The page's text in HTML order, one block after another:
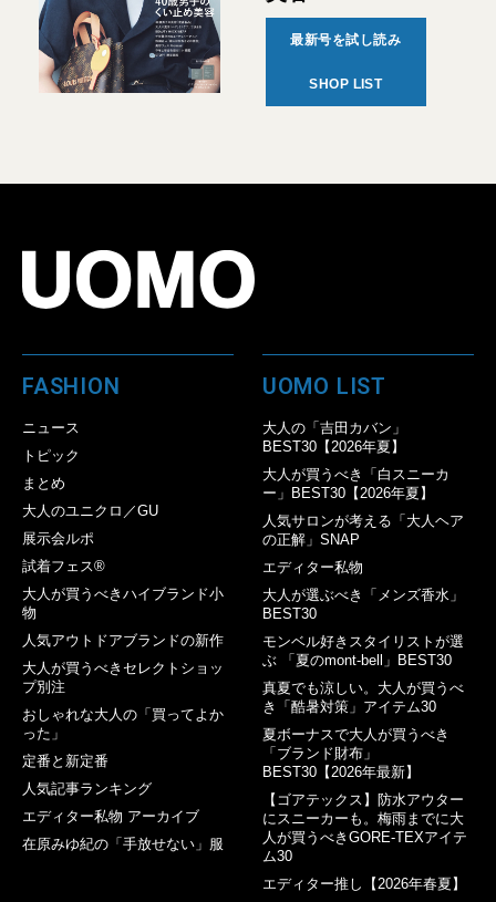
最新号を試し読み
SHOP LIST
FASHION
ニュース
トピック
まとめ
大人のユニクロ／GU
展示会ルポ
試着フェス®︎
大人が買うべきハイブランド小
物
人気アウトドアブランドの新作
大人が買うべきセレクトショッ
プ別注
おしゃれな大人の「買ってよか
った」
定番と新定番
人気記事ランキング
エディター私物 アーカイブ
在原みゆ紀の「手放せない」服
UOMO LIST
大人の「吉田カバン」
BEST30【2026年夏】
大人が買うべき「白スニーカ
ー」BEST30【2026年夏】
人気サロンが考える「大人ヘア
の正解」SNAP
エディター私物
大人が選ぶべき「メンズ香水」
BEST30
モンベル好きスタイリストが選
ぶ 「夏のmont-bell」BEST30
真夏でも涼しい。大人が買うべ
き「酷暑対策」アイテム30
夏ボーナスで大人が買うべき
「ブランド財布」
BEST30【2026年最新】
【ゴアテックス】防水アウター
にスニーカーも。梅雨までに大
人が買うべきGORE-TEXアイテ
ム30
エディター推し【2026年春夏】